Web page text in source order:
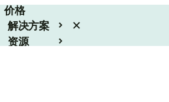
价格
解决方案
资源